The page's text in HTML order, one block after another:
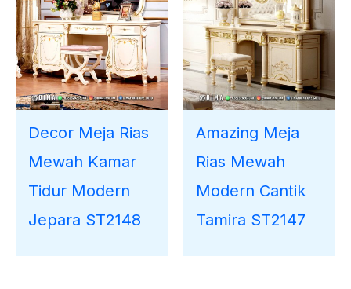
Decor Meja Rias
Mewah Kamar
Tidur Modern
Jepara ST2148
Amazing Meja
Rias Mewah
Modern Cantik
Tamira ST2147